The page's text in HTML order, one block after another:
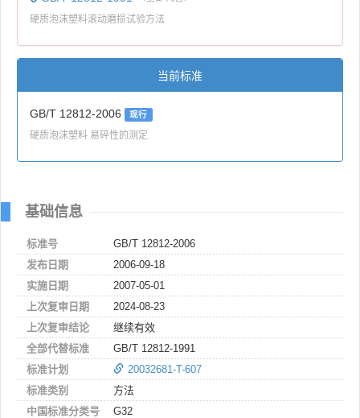
硬质泡沫塑料滚动磨损试验方法
当前标准
GB/T 12812-2006 现行
硬质泡沫塑料 易碎性的测定
基础信息
标准号
GB/T 12812-2006
发布日期
2006-09-18
实施日期
2007-05-01
上次复审日期
2024-08-23
上次复审结论
继续有效
全部代替标准
GB/T 12812-1991
标准计划
20032681-T-607
标准类别
方法
中国标准分类号
G32